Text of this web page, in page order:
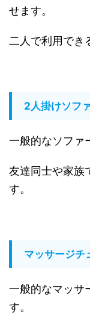
せます。
二人で利用でき
2人掛けソフ
一般的なソファ
友達同士や家族
す。
マッサージチ
一般的なマッサ
す。